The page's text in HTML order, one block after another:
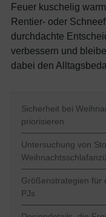
Feuer kuschelig
Rentier- oder
durchdachte
verbessern und
dabei den
Sicherheit bei
priorisieren
Untersuchung von
Größenstrategien für
PJs